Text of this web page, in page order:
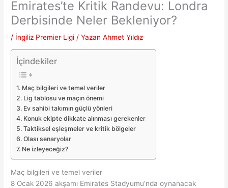
Emirates’te Kritik Randevu: Londra
Derbisinde Neler Bekleniyor?
/ İngiliz Premier Ligi / Yazan Ahmet Yıldız
İçindekiler
Maç bilgileri ve temel veriler
Lig tablosu ve maçın önemi
Ev sahibi takımın güçlü yönleri
Konuk ekipte dikkate alınması gerekenler
Taktiksel eşleşmeler ve kritik bölgeler
Olası senaryolar
Ne izleyeceğiz?
Maç bilgileri ve temel veriler
8 Ocak 2026 akşamı Emirates Stadyumu’nda oynanacak